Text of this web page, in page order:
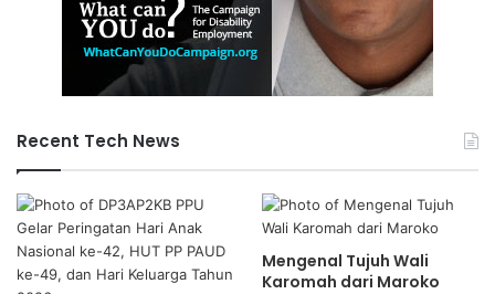
Recent Tech News
Mengenal Tujuh Wali
Karomah dari Maroko